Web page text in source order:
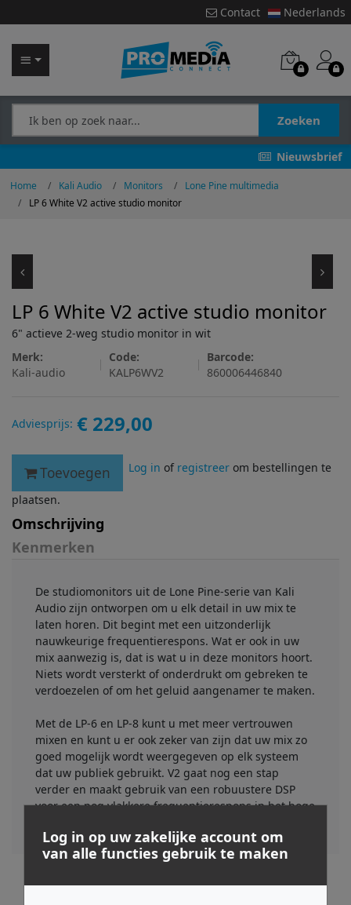
Contact Nederlands
Zoeken
Nieuwsbrief
Home Kali Audio Monitors
Lone Pine multimedia
LP 6 White V2 active studio monitor
LP 6 White V2 active studio monitor
6" actieve 2-weg studio monitor in wit
Merk:
Kali-audio
Code:
KALP6WV2
Barcode:
860006446840
Adviesprijs: € 229,00
Toevoegen Log in of registreerom bestellingen te
plaatsen.
Omschrijving
Kenmerken
De studiomonitors uit de Lone Pine-serie van Kali
Audio zijn ontworpen om u elk detail in uw mix te
laten horen. Dit begint met een uitzonderlijk
nauwkeurige frequentierespons. Wat er ook in uw
mix aanwezig is, dat is wat u in deze monitors hoort.
Niets wordt versterkt of onderdrukt om gebreken te
verdoezelen of om het geluid aangenamer te maken.
Met de LP-6 en LP-8 kunt u met meer vertrouwen
mixen en kunt u er ook zeker van zijn dat uw mix zo
goed mogelijk wordt weergegeven op elk systeem
dat uw publiek gebruikt. V2 gaat nog een stap
verder en maakt gebruik van een robuustere DSP
voor een nog vlakkere frequentierespons in het hoge
Log in op uw zakelijke account om
van alle functies gebruik te maken